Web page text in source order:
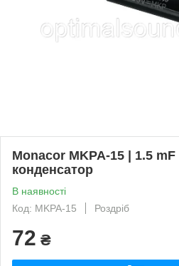
Monacor MKPA-15 | 1.5
конденсатор
В наявності
Код: MKPA-15
Роздріб
72 ₴